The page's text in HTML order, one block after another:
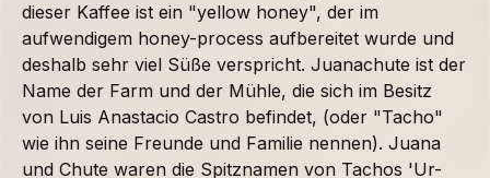
dieser Kaffee ist ein "yellow honey", der im
aufwendigem honey-process aufbereitet wurde und
deshalb sehr viel Süße verspricht. Juanachute ist der
Name der Farm und der Mühle, die sich im Besitz
von Luis Anastacio Castro befindet, (oder "Tacho"
wie ihn seine Freunde und Familie nennen). Juana
und Chute waren die Spitznamen von Tachos 'Ur-